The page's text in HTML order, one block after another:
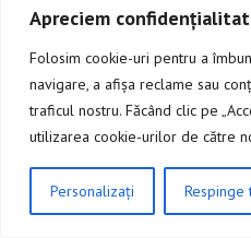
Apreciem
Folosim cookie-uri pentru a
navigare, a afișa reclame sau
traficul nostru. Făcând clic pe
utilizarea cookie-urilor de către
Personalizați Respinge
Constructii si amenajari exterioare
Construcții și amenajări industriale
Constructii si amenajari interioare
Construcții și amenajări interioare/
Construcții și arhitectură
Constructii și bricolaj
Construcții și design interior
Constructii si finisaje
CLICK AICI PENTRU